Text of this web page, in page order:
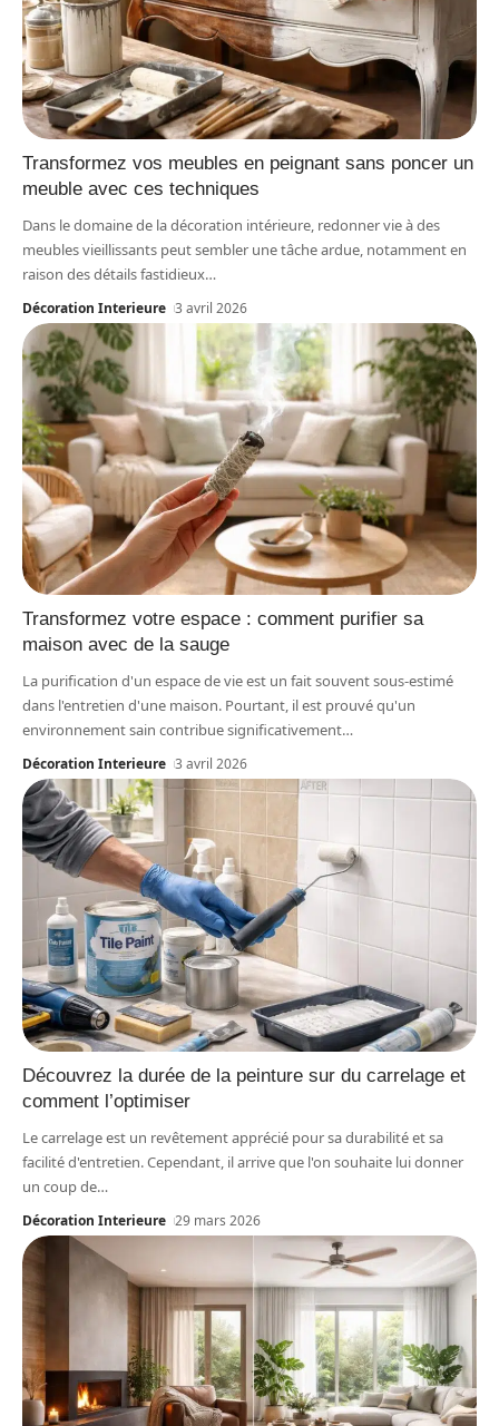
Transformez vos meubles en peignant sans poncer un
meuble avec ces techniques
Dans le domaine de la décoration intérieure, redonner vie à des
meubles vieillissants peut sembler une tâche ardue, notamment en
raison des détails fastidieux…
Décoration Interieure 3 avril 2026
Transformez votre espace : comment purifier sa
maison avec de la sauge
La purification d'un espace de vie est un fait souvent sous-estimé
dans l'entretien d'une maison. Pourtant, il est prouvé qu'un
environnement sain contribue significativement…
Décoration Interieure 3 avril 2026
Découvrez la durée de la peinture sur du carrelage et
comment l’optimiser
Le carrelage est un revêtement apprécié pour sa durabilité et sa
facilité d'entretien. Cependant, il arrive que l'on souhaite lui donner
un coup de…
Décoration Interieure 29 mars 2026